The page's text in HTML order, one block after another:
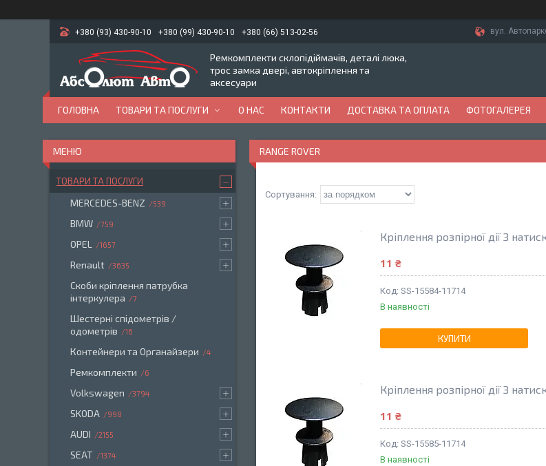
+380 (93) 430-90-10 +380 (99) 430-90-10 +380 (66) 513-02-56 вул.
Ремкомплекти склопідіймачів, деталі люка,
трос замка двері, автокріплення та
аксесуари
ГОЛОВНА ТОВАРИ ТА ПОСЛУГИ О НАС КОНТАКТИ ДОСТАВКА ТА ОПЛАТА ФОТОГАЛЕРЕЯ
RANGE ROVER
Кріплення розпірної дії З
11 ₴
SS-15584-11714
В наявності
КУПИТИ
Кріплення розпірної дії З
11 ₴
SS-15585-11714
В наявності
ТОВАРИ ТА ПОСЛУГИ
MERCEDES-BENZ 539
BMW 759
OPEL 1657
Renault 3635
Скоби кріплення патрубка
інтеркулера
7
Шестерні спідометрів /
одометрів
16
Контейнери та Органайзери 4
Ремкомплекти 6
Volkswagen 3794
SKODA 998
AUDI 2155
SEAT 1374